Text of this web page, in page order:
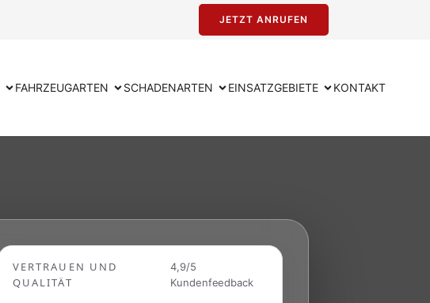
JETZT ANRUFEN
FAHRZEUGARTEN SCHADENARTEN EINSATZGEBIETE KONTAKT
VERTRAUEN UND
QUALITÄT
4,9/5
Kundenfeedback